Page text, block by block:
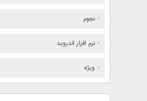
نجوم
نرم افزار اندروید
ویژه